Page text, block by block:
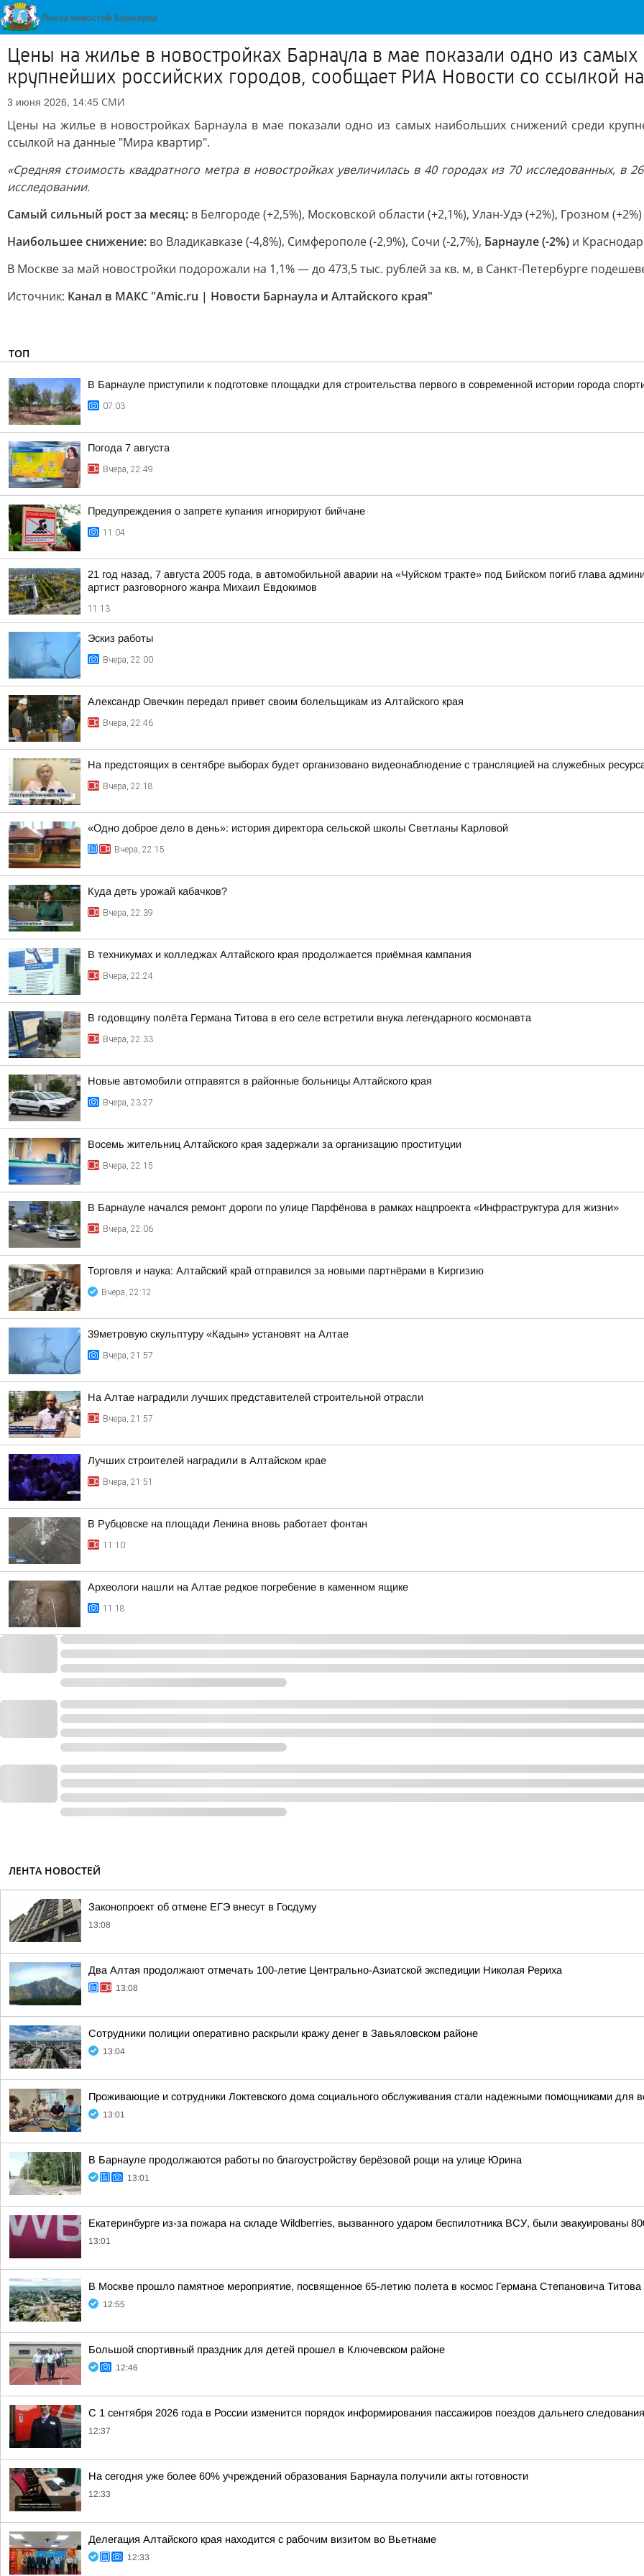
Цены на жилье в новостройках Барнаула в мае показали одно из
крупнейших российских городов, сообщает РИА Новости со ссылкой
3 июня 2026, 14:45 СМИ
Цены на жилье в новостройках Барнаула в мае показали одно из самых наибольших снижений среди
ссылкой на данные "Мира квартир".
«Средняя стоимость квадратного метра в новостройках увеличилась в 40 городах из 70 исследованных, в
исследовании.
Самый сильный рост за месяц: в Белгороде (+2,5%), Московской области (+2,1%), Улан-Удэ (+2%), Грозном
Наибольшее снижение: во Владикавказе (-4,8%), Симферополе (-2,9%), Сочи (-2,7%), Барнауле (-2%) и
В Москве за май новостройки подорожали на 1,1% — до 473,5 тыс. рублей за кв. м, в Санкт-Петербурге
Источник: Канал в МАКС "Amic.ru | Новости Барнаула и Алтайского края"
ТОП
В Барнауле приступили к подготовке площадки для строительства первого в современной истории города
07:03
Погода 7 августа
Вчера, 22:49
Предупреждения о запрете купания игнорируют бийчане
11:04
21 год назад, 7 августа 2005 года, в автомобильной аварии на «Чуйском тракте» под Бийском погиб глава
артист разговорного жанра Михаил Евдокимов
11:13
Эскиз работы
Вчера, 22:00
Александр Овечкин передал привет своим болельщикам из Алтайского края
Вчера, 22:46
На предстоящих в сентябре выборах будет организовано видеонаблюдение с трансляцией на служебных
Вчера, 22:18
«Одно доброе дело в день»: история директора сельской школы Светланы Карловой
Вчера, 22:15
Куда деть урожай кабачков?
Вчера, 22:39
В техникумах и колледжах Алтайского края продолжается приёмная кампания
Вчера, 22:24
В годовщину полёта Германа Титова в его селе встретили внука легендарного космонавта
Вчера, 22:33
Новые автомобили отправятся в районные больницы Алтайского края
Вчера, 23:27
Восемь жительниц Алтайского края задержали за организацию проституции
Вчера, 22:15
В Барнауле начался ремонт дороги по улице Парфёнова в рамках нацпроекта «Инфраструктура для жизни»
Вчера, 22:06
Торговля и наука: Алтайский край отправился за новыми партнёрами в Киргизию
Вчера, 22:12
39метровую скульптуру «Кадын» установят на Алтае
Вчера, 21:57
На Алтае наградили лучших представителей строительной отрасли
Вчера, 21:57
Лучших строителей наградили в Алтайском крае
Вчера, 21:51
В Рубцовске на площади Ленина вновь работает фонтан
11:10
Археологи нашли на Алтае редкое погребение в каменном ящике
11:18
ЛЕНТА НОВОСТЕЙ
Законопроект об отмене ЕГЭ внесут в Госдуму
13:08
Два Алтая продолжают отмечать 100-летие Центрально-Азиатской экспедиции Николая Рериха
13:08
Сотрудники полиции оперативно раскрыли кражу денег в Завьяловском районе
13:04
Проживающие и сотрудники Локтевского дома социального обслуживания стали надежными помощниками
13:01
В Барнауле продолжаются работы по благоустройству берёзовой рощи на улице Юрина
13:01
Екатеринбурге из-за пожара на складе Wildberries, вызванного ударом беспилотника ВСУ, были эвакуированы
13:01
В Москве прошло памятное мероприятие, посвященное 65-летию полета в космос Германа Степановича Титова
12:55
Большой спортивный праздник для детей прошел в Ключевском районе
12:46
С 1 сентября 2026 года в России изменится порядок информирования пассажиров поездов дальнего следования
12:37
На сегодня уже более 60% учреждений образования Барнаула получили акты готовности
12:33
Делегация Алтайского края находится с рабочим визитом во Вьетнаме
12:33